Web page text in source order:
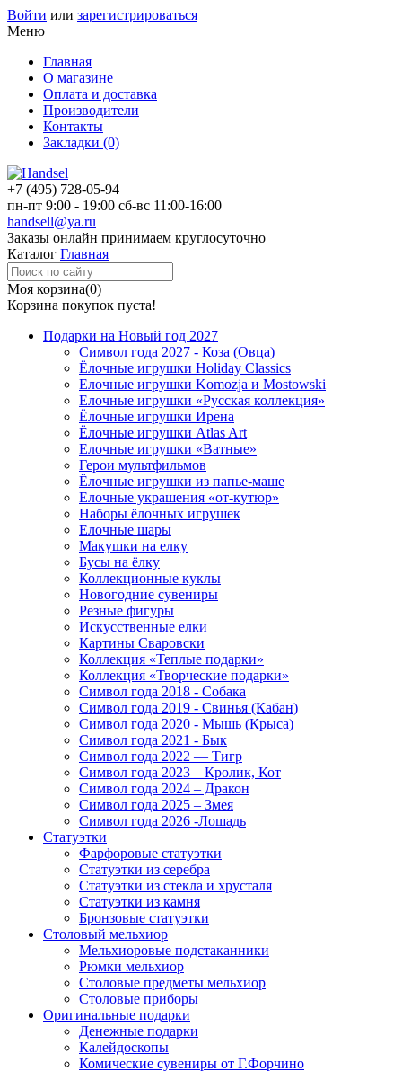
Войти или зарегистрироваться
Меню
Главная
О магазине
Оплата и доставка
Производители
Контакты
Закладки (0)
+7 (495) 728-05-94
пн-пт 9:00 - 19:00 сб-вс 11:00-16:00
handsell@ya.ru
Заказы онлайн принимаем круглосуточно
Каталог Главная
Моя корзина(0)
Корзина покупок пуста!
Подарки на Новый год 2027
Символ года 2027 - Коза (Овца)
Ёлочные игрушки Holiday Classics
Елочные игрушки Komozja и Mostowski
Елочные игрушки «Русская коллекция»
Ёлочные игрушки Ирена
Ёлочные игрушки Atlas Art
Елочные игрушки «Ватные»
Герои мультфильмов
Ёлочные игрушки из папье-маше
Елочные украшения «от-кутюр»
Наборы ёлочных игрушек
Елочные шары
Макушки на елку
Бусы на ёлку
Коллекционные куклы
Новогодние сувениры
Резные фигуры
Искусственные елки
Картины Сваровски
Коллекция «Теплые подарки»
Коллекция «Творческие подарки»
Символ года 2018 - Собака
Символ года 2019 - Свинья (Кабан)
Символ года 2020 - Мышь (Крыса)
Символ года 2021 - Бык
Символ года 2022 — Тигр
Символ года 2023 – Кролик, Кот
Символ года 2024 – Дракон
Символ года 2025 – Змея
Символ года 2026 -Лошадь
Статуэтки
Фарфоровые статуэтки
Статуэтки из серебра
Статуэтки из стекла и хрусталя
Статуэтки из камня
Бронзовые статуэтки
Столовый мельхиор
Мельхиоровые подстаканники
Рюмки мельхиор
Столовые предметы мельхиор
Столовые приборы
Оригинальные подарки
Денежные подарки
Калейдоскопы
Комические сувениры от Г.Форчино